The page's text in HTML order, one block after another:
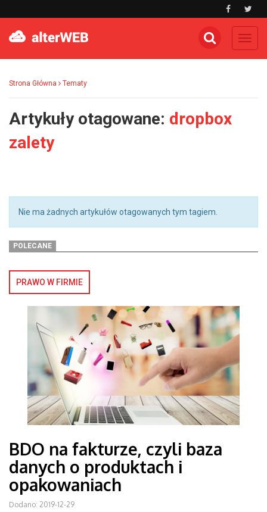
Strona Główna Tematy
Artykuły otagowane: dropbox
zalety
Nie ma żadnych artykułów otagowanych tym tagiem.
POLECANE
PRAWO W FIRMIE
BDO na fakturze, czyli baza
danych o produktach i
opakowaniach
Dodano: 2019-12-29